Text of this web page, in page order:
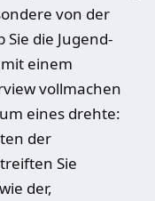
von der
die Jugend-
mit einem
vollmachen
eines drehte:
der
Sie
der,